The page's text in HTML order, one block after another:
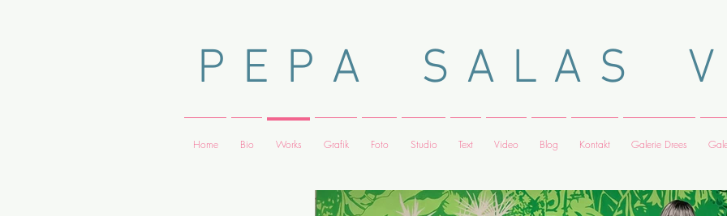
P E P A S A L A S V
Home Bio Works Grafik Foto Studio Text Video Blog Kontakt Galerie Drees